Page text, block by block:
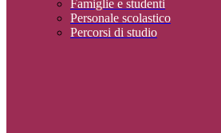
Famiglie e studenti
Personale scolastico
Percorsi di studio